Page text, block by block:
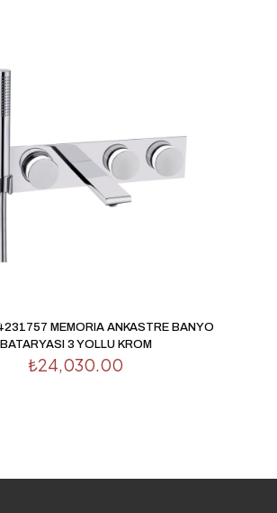
MEMORIA ANKASTRE BANYO
BATARYASI 3 YOLLU KROM
₺24,030.00